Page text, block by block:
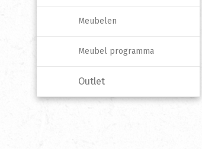
Meubelen
Meubel programma
Outlet